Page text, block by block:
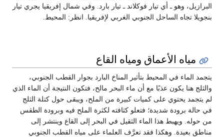
البرازيل، وهو ـ أي تيار فوكلاند ـ تيار بارد. وفي شمال إفريقيا يجري تيار
بنجويلا تجاه الساحل الجنوبي الغربي لإفريقيا. انظر: المحيط.
مياه الأعماق ومياه القاع
يتجمد الماء في المحيط بتأثير المناخ البارد بجوار القطب الجنوبي،
والثلج هنا يكون عذبًا مع أن ماء البحر مالح، فتكون النتيجة أن الماء الذي
لم يتجمد يحتوي على كميات كبيرة من الملح، ويبقى حول كتلة الثلج
في حالة برودة شديدة؛ فتعلو كثافته لكثرة الملح فيه وبرودة الطقس
من حوله. ويهبط هذا الماء الثقيل في البحر إلى القاع وينتشر إلى
مناطق بعيدة. وهكذا فقد تعرَّف العلماء على مياه القطب الجنوبي